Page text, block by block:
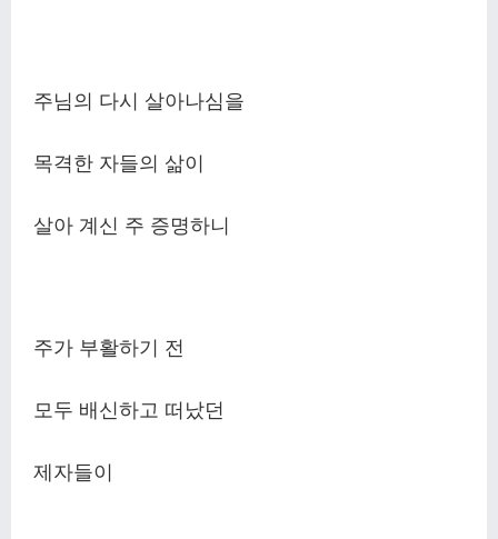
주님의 다시 살아나심을
목격한 자들의 삶이
살아 계신 주 증명하니
주가 부활하기 전
모두 배신하고 떠났던
제자들이